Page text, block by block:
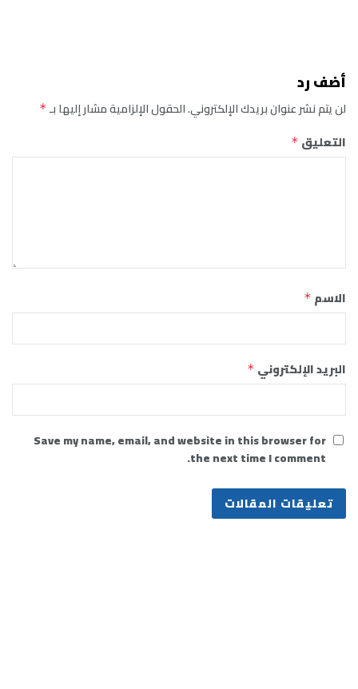
أضف رد
لن يتم نشر عنوان بريدك الإلكتروني.الحقول الإلزامية مشار إليها بـ*
التعليق *
الاسم *
البريد الإلكتروني *
Save my name, email, and website in this browser for
the next time I comment.